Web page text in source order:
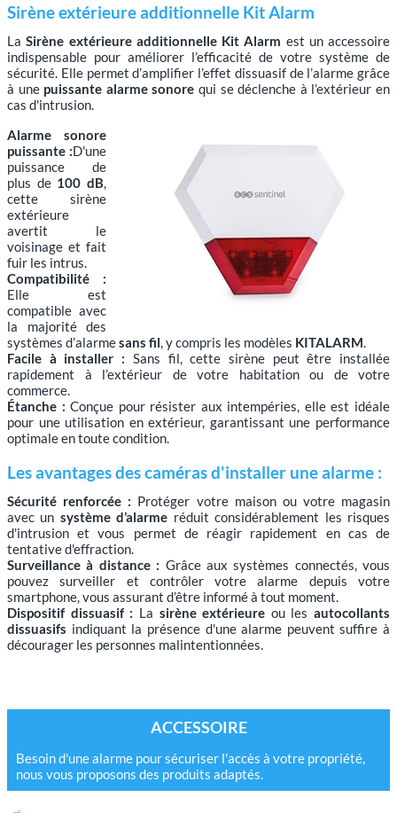
ACCESSOIRE
Besoin d'une alarme pour sécuriser l'accès à votre propriété,
nous vous proposons des produits adaptés.
Sirène extérieure additionnelle Kit Alarm
LaSirène extérieure additionnelle Kit Alarm est un accessoire
indispensable pour améliorer l’efficacité de votre système de
sécurité. Elle permet d’amplifier l’effet dissuasif de l’alarme grâce
à une puissante alarme sonore qui se déclenche à l’extérieur en
cas d'intrusion.
Alarme sonore
puissante :D'une
puissance de
plus de 100 dB,
cette sirène
extérieure
avertit le
voisinage et fait
fuir les intrus.
Compatibilité :
Elle est
compatible avec
la majorité des
systèmes d’alarmesans fil, y compris les modèles KITALARM.
Facile à installer : Sans fil, cette sirène peut être installée
rapidement à l’extérieur de votre habitation ou de votre
commerce.
Étanche : Conçue pour résister aux intempéries, elle est idéale
pour une utilisation en extérieur, garantissant une performance
optimale en toute condition.
Les avantages des caméras d'installer une alarme :
Sécurité renforcée : Protéger votre maison ou votre magasin
avec un système d’alarme réduit considérablement les risques
d'intrusion et vous permet de réagir rapidement en cas de
tentative d'effraction.
Surveillance à distance : Grâce aux systèmes connectés, vous
pouvez surveiller et contrôler votre alarme depuis votre
smartphone, vous assurant d’être informé à tout moment.
Dispositif dissuasif : La sirène extérieure ou les autocollants
dissuasifs indiquant la présence d'une alarme peuvent suffire à
décourager les personnes malintentionnées.